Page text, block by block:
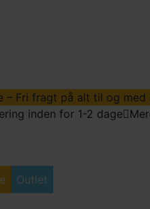
– Fri fragt på alt til og med
inden for 1-2 dage
Outlet